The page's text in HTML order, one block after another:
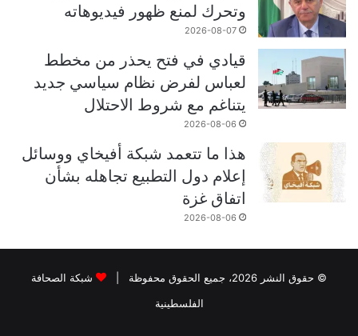
وتحرك لمنع ظهور فيديوهاته
2026-08-07
قيادي في فتح يحذر من مخطط
لعباس لفرض نظام سياسي جديد
يتناغم مع شروط الاحتلال
2026-08-06
هذا ما تتعمد شبكة أفيخاي ووسائل
إعلام دول التطبيع تجاهله بشأن
اتفاق غزة
2026-08-06
© حقوق النشر 2026، جميع الحقوق محفوظة |
شبكة الصحافة
الفلسطينية